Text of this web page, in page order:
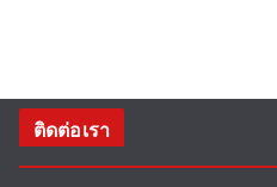
ติดต่อเรา